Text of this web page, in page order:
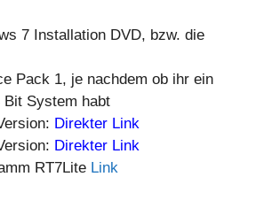
7 Installation DVD, bzw. die
Pack 1, je nachdem ob ihr ein
Bit System habt
Direkter Link
Direkter Link
RT7Lite Link